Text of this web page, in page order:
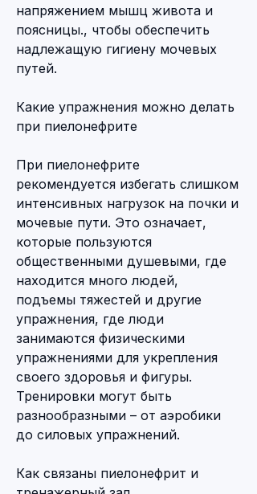
напряжением мышц живота и
поясницы., чтобы обеспечить
надлежащую гигиену мочевых
путей.
Какие упражнения можно делать
при пиелонефрите
При пиелонефрите
рекомендуется избегать слишком
интенсивных нагрузок на почки и
мочевые пути. Это означает,
которые пользуются
общественными душевыми, где
находится много людей,
подъемы тяжестей и другие
упражнения, где люди
занимаются физическими
упражнениями для укрепления
своего здоровья и фигуры.
Тренировки могут быть
разнообразными – от аэробики
до силовых упражнений.
Как связаны пиелонефрит и